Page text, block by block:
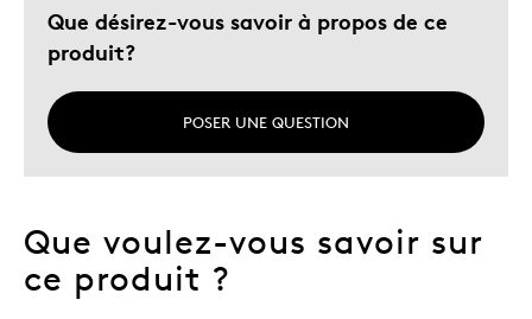
Que désirez-vous savoir à propos de ce
produit?
POSER UNE QUESTION
Que voulez-vous savoir sur
ce produit ?